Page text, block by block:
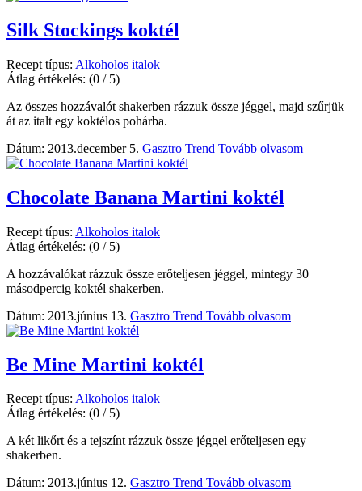
Silk Stockings koktél
Recept típus: Alkoholos italok
Átlag értékelés: (0 / 5)
Az összes hozzávalót shakerben rázzuk össze jéggel, majd szűrjük
át az italt egy koktélos pohárba.
Dátum: 2013.december 5. Gasztro Trend Tovább olvasom
Chocolate Banana Martini koktél
Recept típus: Alkoholos italok
Átlag értékelés: (0 / 5)
A hozzávalókat rázzuk össze erőteljesen jéggel, mintegy 30
másodpercig koktél shakerben.
Dátum: 2013.június 13. Gasztro Trend Tovább olvasom
Be Mine Martini koktél
Recept típus: Alkoholos italok
Átlag értékelés: (0 / 5)
A két likőrt és a tejszínt rázzuk össze jéggel erőteljesen egy
shakerben.
Dátum: 2013.június 12. Gasztro Trend Tovább olvasom